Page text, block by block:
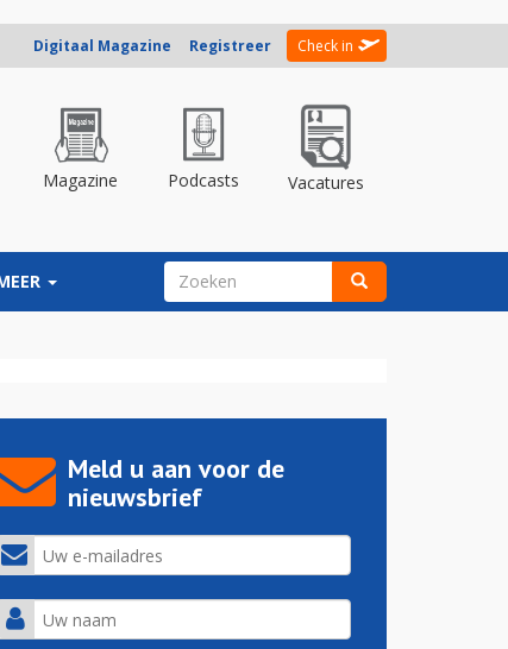
Digitaal Magazine Registreer Check in
Magazine Podcasts Vacatures
ZOEKVELD
Meld u aan voor de
nieuwsbrief